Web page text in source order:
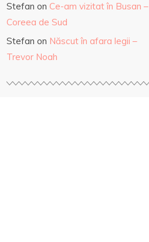
Stefan on Ce-am vizitat în Busan –
Coreea de Sud
Stefan on Născut în afara legii –
Trevor Noah